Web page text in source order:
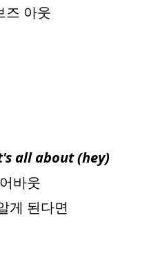
즈 아웃
all about (hey)
바웃
게 된다면